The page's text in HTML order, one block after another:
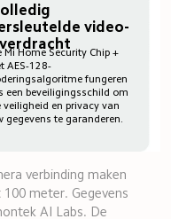
video-
Mi Home Security Chip +
AES-128-
fungeren
een beveiligingsschild om
veiligheid en privacy van
gegevens te garanderen.
verbinding maken
meter. Gegevens
AI Labs. De